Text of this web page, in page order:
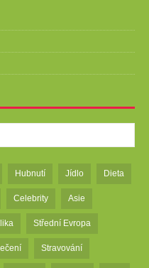
Hubnutí Jídlo Dieta
Celebrity Asie
Střední Evropa
Stravování